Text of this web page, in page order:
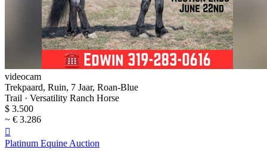
videocam
Trekpaard, Ruin, 7 Jaar, Roan-Blue
Trail · Versatility Ranch Horse
$ 3.500
~ € 3.286

Platinum Equine Auction